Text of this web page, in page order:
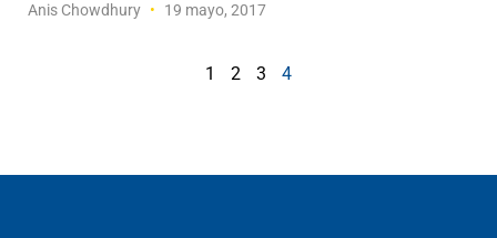
Anis Chowdhury 19 mayo, 2017
1 2 3 4